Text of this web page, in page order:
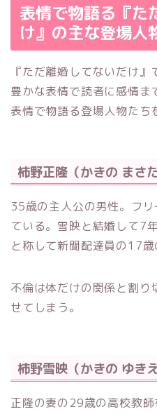
表情で物語る『た
け』の主な登場人
『ただ離婚してないだけ』
豊かな表情で読者に感情ま
表情で物語る登場人物たち
柿野正隆（かきの まさ
35歳の主人公の男性。フ
ている。雪映と結婚して7
と称して新聞配達員の17歳
不倫は体だけの関係と割り
せてしまう。
柿野雪映（かきの ゆきえ
正隆の妻の29歳の高校教